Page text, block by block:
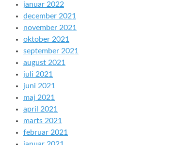
januar 2022
december 2021
november 2021
oktober 2021
september 2021
august 2021
juli 2021
juni 2021
maj 2021
april 2021
marts 2021
februar 2021